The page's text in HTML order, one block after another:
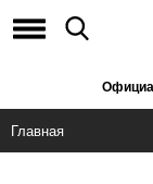
Главная